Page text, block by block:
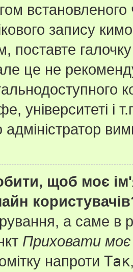
встановленого
запису
поставте
це не
університеті і
щоб моє
а саме в
Приховати моє
напроти Так